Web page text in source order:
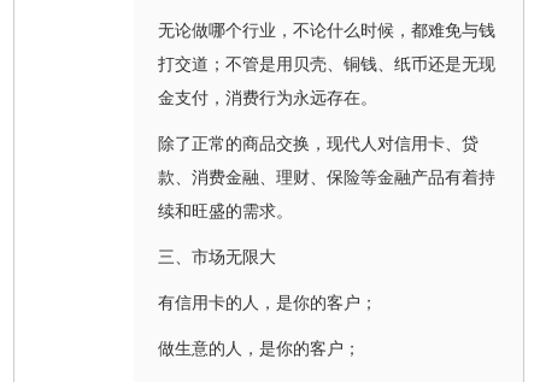
无论做哪个行业，不论什么时候，都难免与钱
打交道；不管是用贝壳、铜钱、纸币还是无现
金支付，消费行为永远存在。
除了正常的商品交换，现代人对信用卡、贷
款、消费金融、理财、保险等金融产品有着持
续和旺盛的需求。
三、市场无限大
有信用卡的人，是你的客户；
做生意的人，是你的客户；